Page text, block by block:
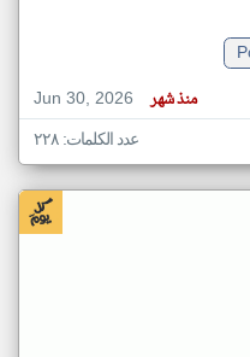
Jun 30, 2026
منذ شهر
عدد الكلمات: ٢٢٨